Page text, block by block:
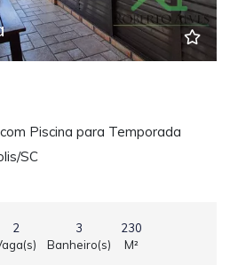
Piscina para Temporada
SC
2
3
Banheiro(s)
230
M²